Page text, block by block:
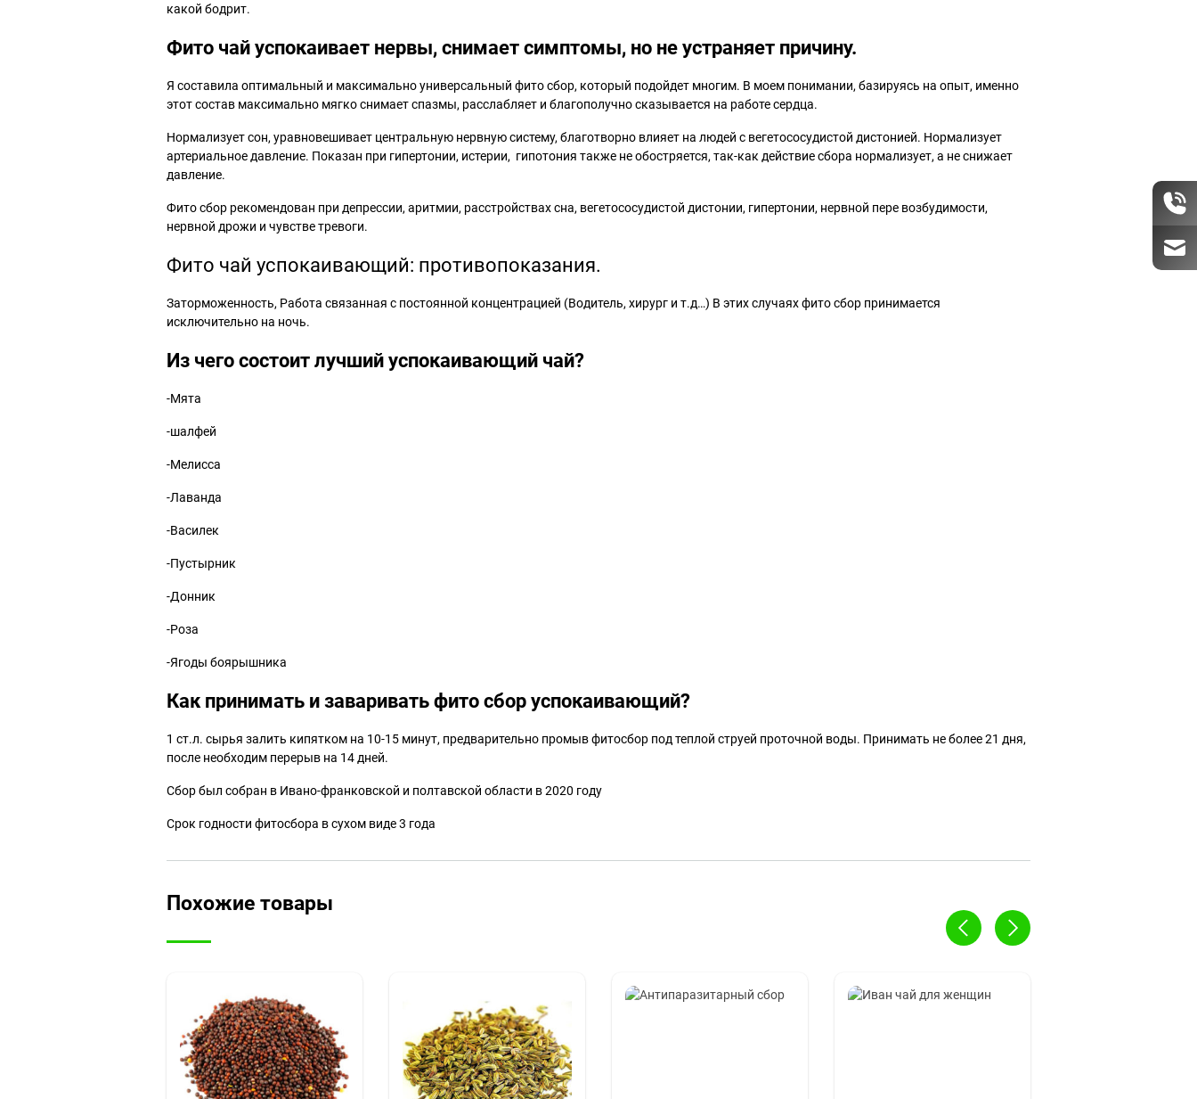
какой бодрит.
Фито чай успокаивает нервы, снимает симптомы, но не устраняет причину.
Я составила оптимальный и максимально универсальный фито сбор, который подойдет многим. В моем понимании, базируясь на опыт, именно
этот состав максимально мягко снимает спазмы, расслабляет и благополучно сказывается на работе сердца.
Нормализует сон, уравновешивает центральную нервную систему, благотворно влияет на людей с вегетососудистой дистонией. Нормализует
артериальное давление. Показан при гипертонии, истерии, гипотония также не обостряется, так-как действие сбора нормализует, а не снижает
давление.
Фито сбор рекомендован при депрессии, аритмии, расстройствах сна, вегетососудистой дистонии, гипертонии, нервной пере возбудимости,
нервной дрожи и чувстве тревоги.
Фито чай успокаивающий: противопоказания.
Заторможенность, Работа связанная с постоянной концентрацией (Водитель, хирург и т.д…) В этих случаях фито сбор принимается
исключительно на ночь.
Из чего состоит лучший успокаивающий чай?
-Мята
-шалфей
-Мелисса
-Лаванда
-Василек
-Пустырник
-Донник
-Роза
-Ягоды боярышника
Как принимать и заваривать фито сбор успокаивающий?
1 ст.л. сырья залить кипятком на 10-15 минут, предварительно промыв фитосбор под теплой струей проточной воды. Принимать не более 21 дня,
после необходим перерыв на 14 дней.
Сбор был собран в Ивано-франковской и полтавской области в 2020 году
Срок годности фитосбора в сухом виде 3 года
Похожие товары